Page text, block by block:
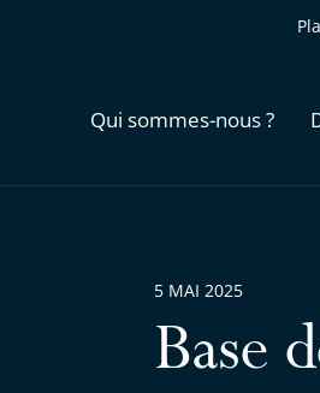
Qui sommes-nous ?
Base
5 MAI 2025